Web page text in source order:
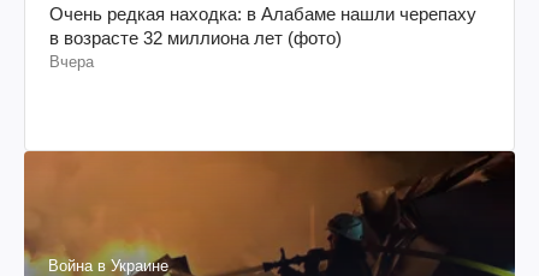
Очень редкая находка: в Алабаме нашли черепаху
в возрасте 32 миллиона лет (фото)
Вчера
Война в Украине